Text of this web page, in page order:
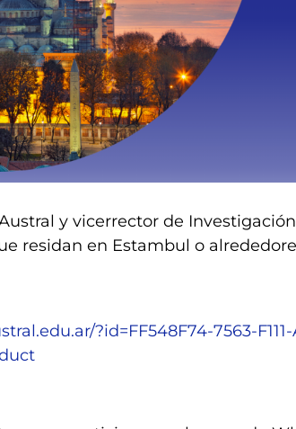
y vicerrector de
residan en Estambul o
?id=FF548F74-7563-